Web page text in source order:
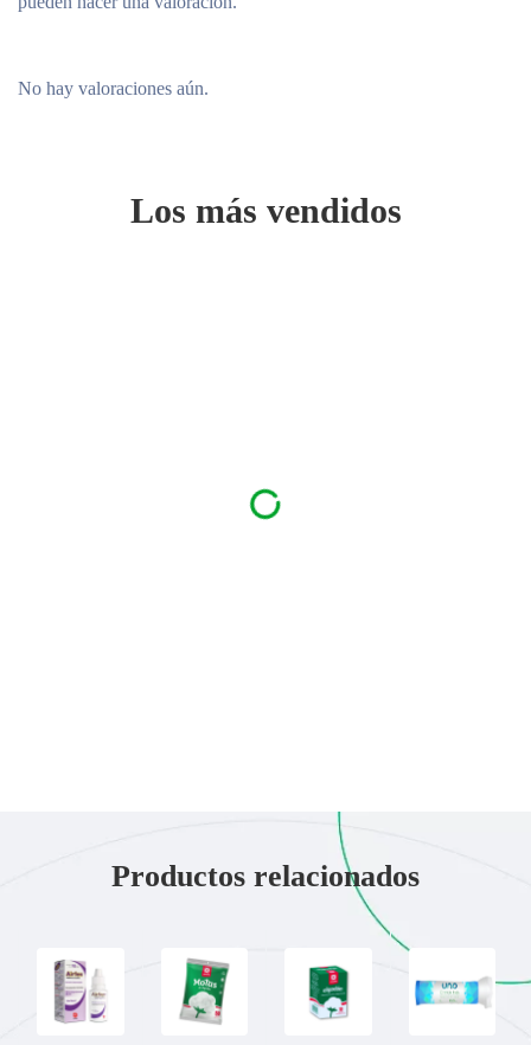
No hay valoraciones aún.
Los más vendidos
Productos relacionados